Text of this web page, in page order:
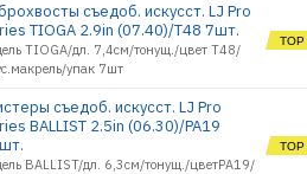
Чехлы и Тубусы
съедоб. искусст. LJ Pro
TIOGA 2.9in (07.40)/T48 7шт.
TIOGA/дл. 7,4см/тонущ./цвет T48/
упак 7шт
съедоб. искусст. LJ Pro
BALLIST 2.5in (06.30)/PA19
BALLIST/дл. 6,3см/тонущ./цветPA19/